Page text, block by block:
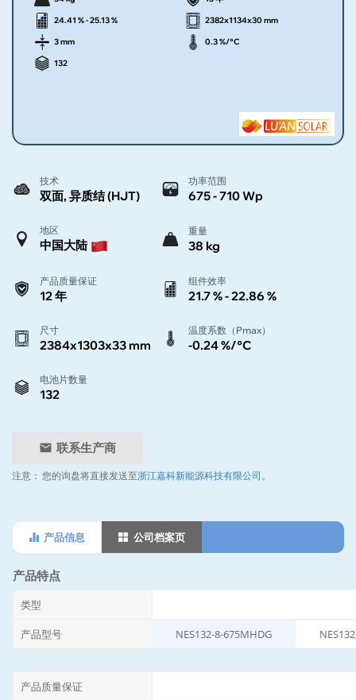
24.41 % - 25.13 % 2382x1134x30 mm
3 mm 0.3 %/°C
132
技术
双面, 异质结 (HJT)
功率范围
675 - 710 Wp
地区
中国大陆
重量
38 kg
产品质量保证
12 年
组件效率
21.7 % - 22.86 %
尺寸
2384x1303x33 mm
温度系数（Pmax）
-0.24 %/°C
电池片数量
132
联系生产商
注意： 您的询盘将直接发送至浙江嘉科新能源科技有限公司 。
产品信息 公司档案页
产品特点
类型
产品型号 NES132-8-675MHDG
产品质量保证